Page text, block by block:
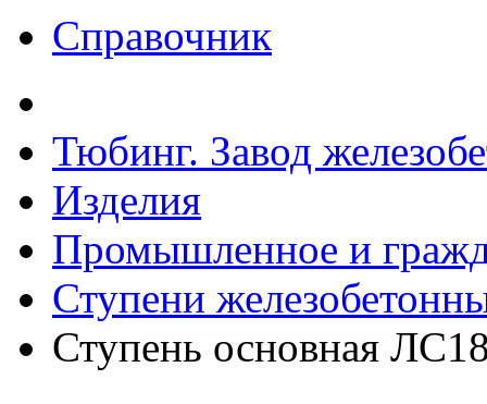
Справочник
Тюбинг. Завод
Изделия
Промышленное и
Ступени
Ступень основная